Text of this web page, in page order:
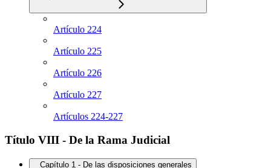
Artículo 224
Artículo 225
Artículo 226
Artículo 227
Artículos 224-227
Título VIII - De la Rama Judicial
Capítulo 1 - De las disposiciones generales